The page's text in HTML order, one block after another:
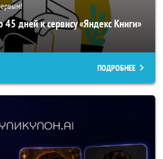
45 дней к сервису «Яндекс Книги»
ПОДРОБНЕЕ